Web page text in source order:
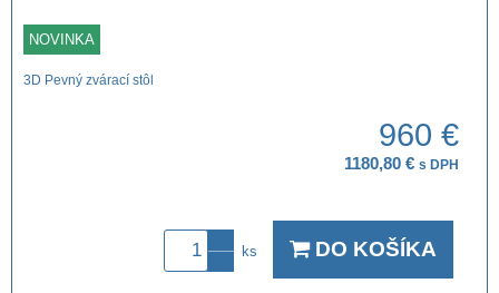
NOVINKA
3D Pevný zvárací stôl
960 €
1180,80 € s DPH
ks DO KOŠÍKA